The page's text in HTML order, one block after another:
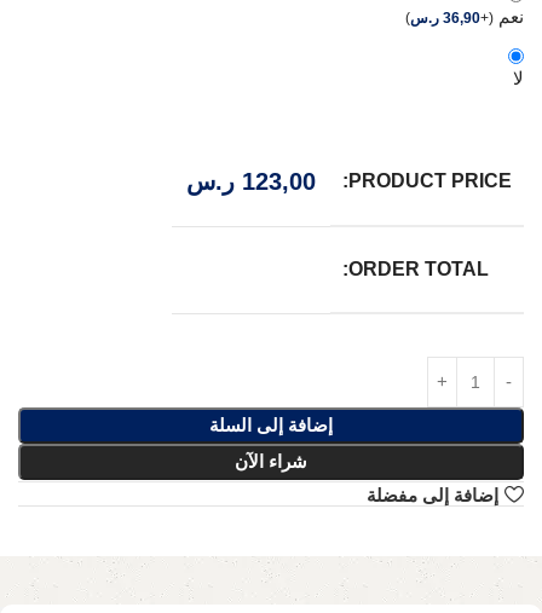
نعم (
+
36,90 ر.س)
لا
PRODUCT PRICE:
123,00 ر.س
ORDER TOTAL:
إضافة إلى السلة
شراء الآن
إضافة إلى مفضلة